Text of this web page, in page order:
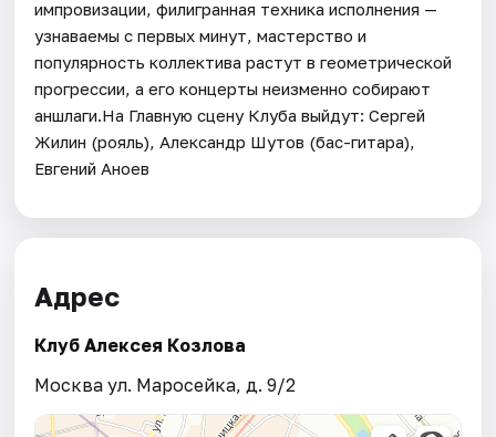
импровизации, филигранная техника исполнения —
узнаваемы с первых минут, мастерство и
популярность коллектива растут в геометрической
прогрессии, а его концерты неизменно собирают
аншлаги.На Главную сцену Клуба выйдут: Сергей
Жилин (рояль), Александр Шутов (бас-гитара),
Евгений Аноев
Адрес
Клуб Алексея Козлова
Москва ул. Маросейка, д. 9/2